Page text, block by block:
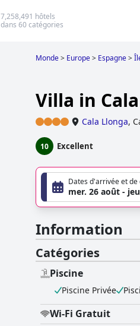
7,258,491 hôtels
dans 60 catégories
Monde> Europe> Espagne>
Villa in
Cala Llonga,
10 Excellent
Dates d'arrivée et de
mer. 26 août -
Information
Catégories
Piscine
Piscine Privée
Wi-Fi Gratuit